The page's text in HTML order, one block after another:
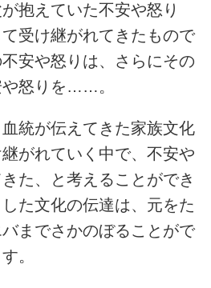
抱えていた不安や怒り
受け継がれてきたもので
安や怒りは、さらにその
や怒りを……。
統が伝えてきた家族文化
がれていく中で、不安や
た、と考えることができ
た文化の伝達は、元をた
までさかのぼることがで
。